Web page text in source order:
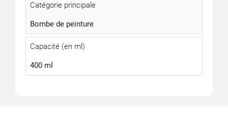
Catégorie principale
Bombe de peinture
Capacité (en ml)
400 ml